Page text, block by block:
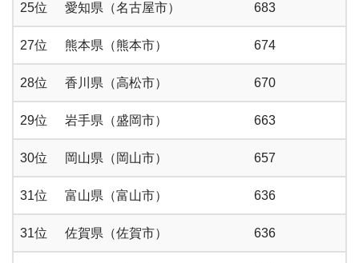
25位 愛知県（名古屋市） 683
27位 熊本県（熊本市） 674
28位 香川県（高松市） 670
29位 岩手県（盛岡市） 663
30位 岡山県（岡山市） 657
31位 富山県（富山市） 636
31位 佐賀県（佐賀市） 636